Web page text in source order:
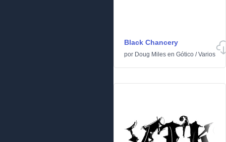
Black Chancery
por Doug Miles en Gótico /Varios